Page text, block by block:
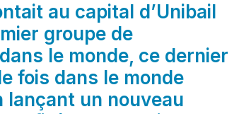
au capital d’Unibail
groupe de
le monde, ce dernier
fois dans le monde
lançant un nouveau